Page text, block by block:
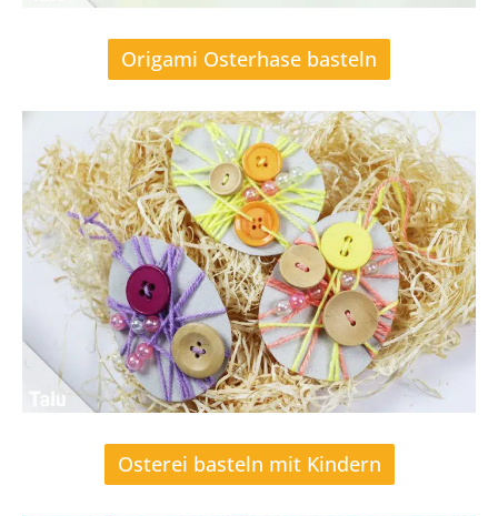
Origami Osterhase basteln
Osterei basteln mit Kindern